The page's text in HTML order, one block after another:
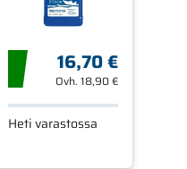
16,70 €
Ovh.18,90 €
Heti varastossa